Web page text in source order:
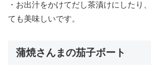
・お出汁をかけてだし茶漬けにしたり
ても美味しいです。
蒲焼さんまの茄子ボート